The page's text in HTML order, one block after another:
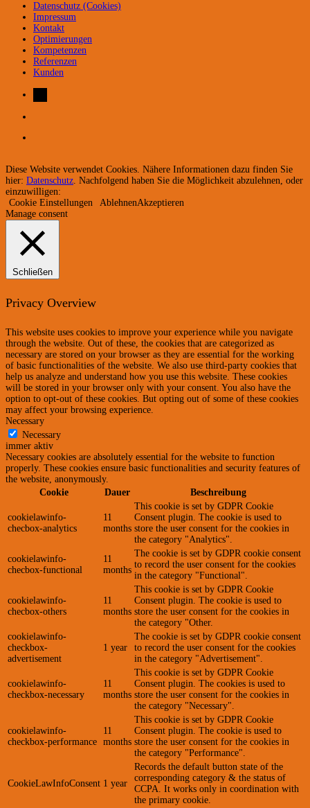
Datenschutz (Cookies)
Impressum
Kontakt
Optimierungen
Kompetenzen
Referenzen
Kunden
Diese Website verwendet Cookies. Nähere Informationen dazu finden Sie
hier: Datenschutz. Nachfolgend haben Sie die Möglichkeit abzulehnen, oder
einzuwilligen:
Cookie Einstellungen
AblehnenAkzeptieren
Manage consent
Schließen
Privacy Overview
This website uses cookies to improve your experience while you navigate
through the website. Out of these, the cookies that are categorized as
necessary are stored on your browser as they are essential for the working
of basic functionalities of the website. We also use third-party cookies that
help us analyze and understand how you use this website. These cookies
will be stored in your browser only with your consent. You also have the
option to opt-out of these cookies. But opting out of some of these cookies
may affect your browsing experience.
Necessary
Necessary
immer aktiv
Necessary cookies are absolutely essential for the website to function
properly. These cookies ensure basic functionalities and security features of
the website, anonymously.
Cookie
Dauer Beschreibung
cookielawinfo-
checbox-analytics
11
months
This cookie is set by GDPR Cookie
Consent plugin. The cookie is used to
store the user consent for the cookies in
the category "Analytics".
cookielawinfo-
checbox-functional
11
months
The cookie is set by GDPR cookie consent
to record the user consent for the cookies
in the category "Functional".
cookielawinfo-
checbox-others
11
months
This cookie is set by GDPR Cookie
Consent plugin. The cookie is used to
store the user consent for the cookies in
the category "Other.
cookielawinfo-
checkbox-
advertisement
1 year
The cookie is set by GDPR cookie consent
to record the user consent for the cookies
in the category "Advertisement".
cookielawinfo-
checkbox-necessary
11
months
This cookie is set by GDPR Cookie
Consent plugin. The cookies is used to
store the user consent for the cookies in
the category "Necessary".
cookielawinfo-
checkbox-performance
11
months
This cookie is set by GDPR Cookie
Consent plugin. The cookie is used to
store the user consent for the cookies in
the category "Performance".
CookieLawInfoConsent 1 year
Records the default button state of the
corresponding category & the status of
CCPA. It works only in coordination with
the primary cookie.